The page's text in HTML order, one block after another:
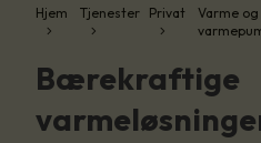
Hjem Tjenester Privat
Varme og
Bærekraftige